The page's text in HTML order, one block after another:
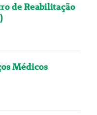
de Reabilitação
Médicos